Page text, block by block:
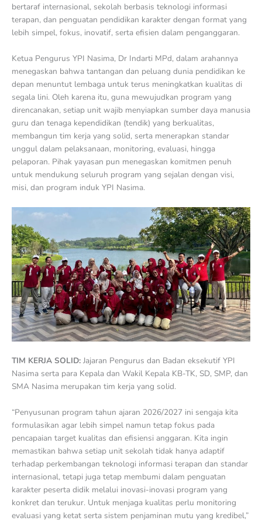
bertaraf internasional, sekolah berbasis teknologi informasi
terapan, dan penguatan pendidikan karakter dengan format yang
lebih simpel, fokus, inovatif, serta efisien dalam penganggaran.
Ketua Pengurus YPI Nasima, Dr Indarti MPd, dalam arahannya
menegaskan bahwa tantangan dan peluang dunia pendidikan ke
depan menuntut lembaga untuk terus meningkatkan kualitas di
segala lini. Oleh karena itu, guna mewujudkan program yang
direncanakan, setiap unit wajib menyiapkan sumber daya manusia
guru dan tenaga kependidikan (tendik) yang berkualitas,
membangun tim kerja yang solid, serta menerapkan standar
unggul dalam pelaksanaan, monitoring, evaluasi, hingga
pelaporan. Pihak yayasan pun menegaskan komitmen penuh
untuk mendukung seluruh program yang sejalan dengan visi,
misi, dan program induk YPI Nasima.
TIM KERJA SOLID: Jajaran Pengurus dan Badan eksekutif YPI
Nasima serta para Kepala dan Wakil Kepala KB-TK, SD, SMP, dan
SMA Nasima merupakan tim kerja yang solid.
“Penyusunan program tahun ajaran 2026/2027 ini sengaja kita
formulasikan agar lebih simpel namun tetap fokus pada
pencapaian target kualitas dan efisiensi anggaran. Kita ingin
memastikan bahwa setiap unit sekolah tidak hanya adaptif
terhadap perkembangan teknologi informasi terapan dan standar
internasional, tetapi juga tetap membumi dalam penguatan
karakter peserta didik melalui inovasi-inovasi program yang
konkret dan terukur. Untuk menjaga kualitas perlu monitoring
evaluasi yang ketat serta sistem penjaminan mutu yang kredibel,”